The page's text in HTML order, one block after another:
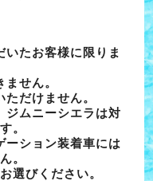
たお客様に限りま
せん。
だけません。
ムニーシエラは対
。
ション装着車には
。
選びください。